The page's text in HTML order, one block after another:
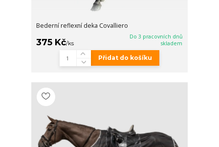
Bederní reflexní deka Covalliero
375 Kč/ks
Do 3 pracovních dnů
skladem
Přidat do košíku